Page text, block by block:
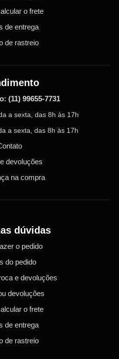
o frete
de entrega
de rastreio
(11) 99655-7731
a sexta, das 8h às 17h
a sexta, das 8h às 17h
devoluções
na compra
dúvidas
o pedido
do pedido
e devoluções
devoluções
o frete
de entrega
de rastreio